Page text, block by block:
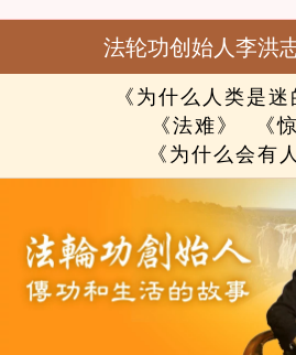
法轮功创始人李洪
《为什么人类是迷
《法难》
《
《为什么会有